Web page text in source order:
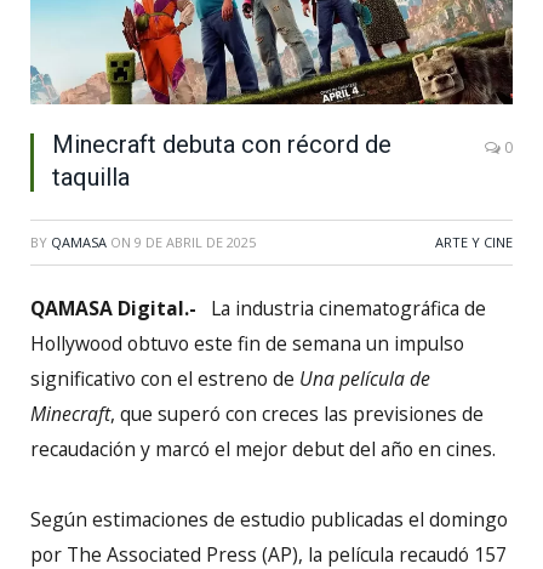
Minecraft debuta con récord de
taquilla
0
BY QAMASA ON 9 DE ABRIL DE 2025 ARTE Y CINE
QAMASA Digital.-
La industria cinematográfica de
Hollywood obtuvo este fin de semana un impulso
significativo con el estreno de Una película de
Minecraft, que superó con creces las previsiones de
recaudación y marcó el mejor debut del año en cines.
Según estimaciones de estudio publicadas el domingo
por The Associated Press (AP), la película recaudó 157